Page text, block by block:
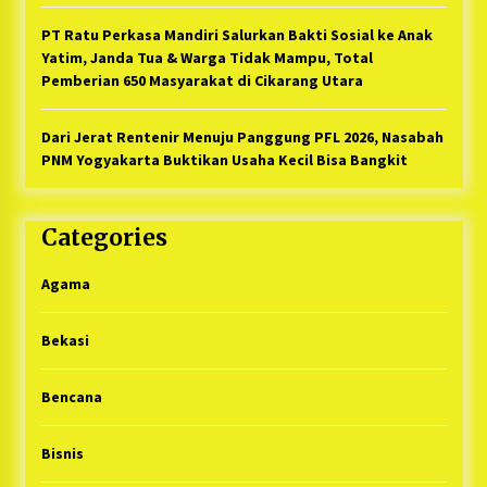
PT Ratu Perkasa Mandiri Salurkan Bakti Sosial ke Anak
Yatim, Janda Tua & Warga Tidak Mampu, Total
Pemberian 650 Masyarakat di Cikarang Utara
Dari Jerat Rentenir Menuju Panggung PFL 2026, Nasabah
PNM Yogyakarta Buktikan Usaha Kecil Bisa Bangkit
Categories
Agama
Bekasi
Bencana
Bisnis